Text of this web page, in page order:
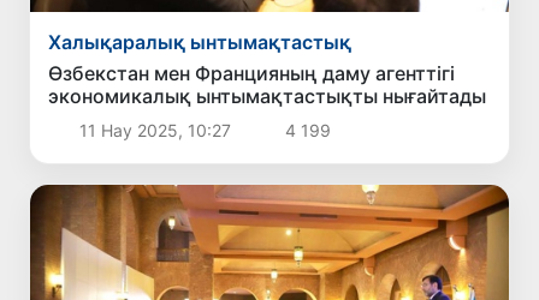
Халықаралық ынтымақтастық
Өзбекстан мен Францияның даму агенттігі
экономикалық ынтымақтастықты нығайтады
11 Нау 2025, 10:27 4 199